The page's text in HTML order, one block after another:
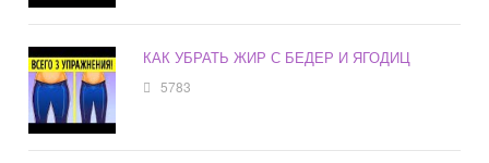
КАК УБРАТЬ ЖИР С БЕДЕР И ЯГОДИЦ
5783